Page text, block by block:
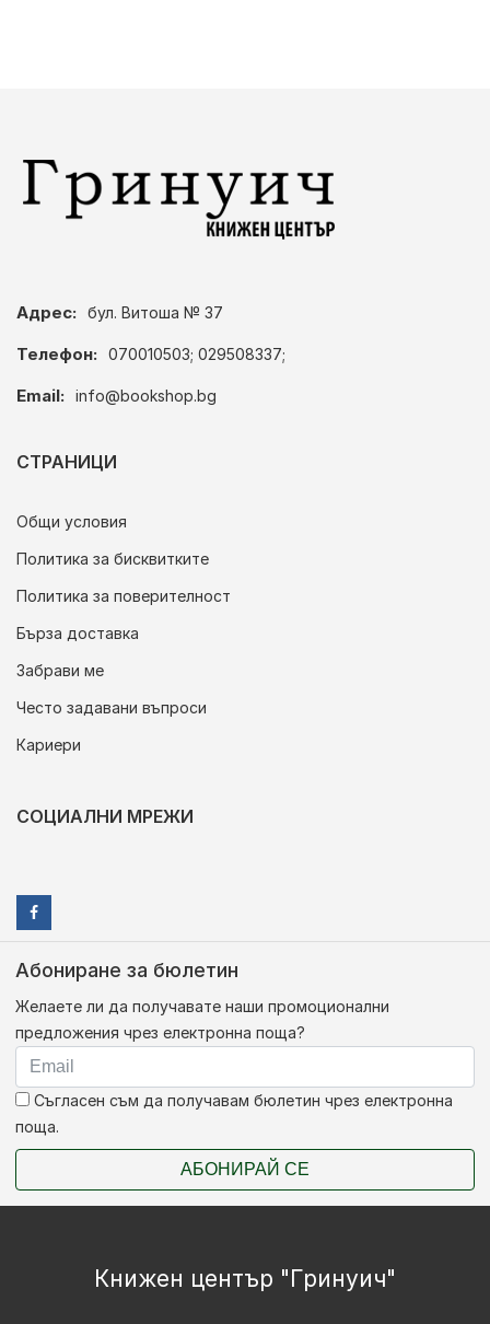
Адрес: бул. Витоша № 37
Телефон: 070010503; 029508337;
Email: info@bookshop.bg
СТРАНИЦИ
Общи условия
Политика за бисквитките
Политика за поверителност
Бърза доставка
Забрави ме
Често задавани въпроси
Кариери
СОЦИАЛНИ МРЕЖИ
Абониране за бюлетин
Желаете ли да получавате наши промоционални
предложения чрез електронна поща?
Съгласен съм да получавам бюлетин чрез електронна
поща.
АБОНИРАЙ СЕ
Книжен център "Гринуич"